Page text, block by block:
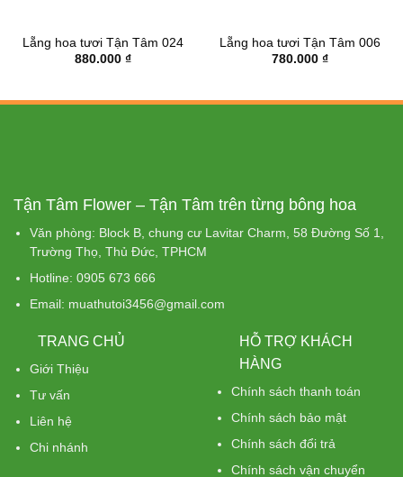
Lẵng hoa tươi Tận Tâm 024
880.000 ₫
Lẵng hoa tươi Tận Tâm 006
780.000 ₫
Tận Tâm Flower – Tận Tâm trên từng bông hoa
Văn phòng: Block B, chung cư Lavitar Charm, 58 Đường Số 1,
Trường Thọ, Thủ Đức, TPHCM
Hotline: 0905 673 666
Email: muathutoi3456@gmail.com
TRANG CHỦ
Giới Thiệu
Tư vấn
Liên hệ
Chi nhánh
HỖ TRỢ KHÁCH
HÀNG
Chính sách thanh toán
Chính sách bảo mật
Chính sách đổi trả
Chính sách vận chuyển